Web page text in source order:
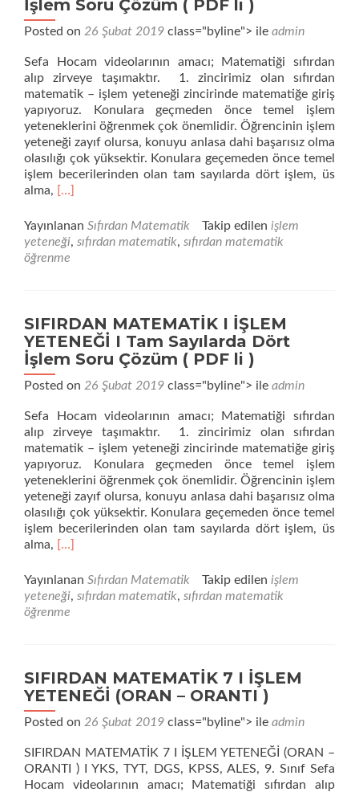
Soru
Çözüm
li)
İşlem Soru Çözüm ( PDF li )
Posted on 26 Şubat 2019 class="byline"> ile admin
Sefa Hocam videolarının amacı; Matematiği sıfırdan
alıp zirveye taşımaktır. 1. zincirimiz olan sıfırdan
matematik – işlem yeteneği zincirinde matematiğe giriş
yapıyoruz. Konulara geçmeden önce temel işlem
yeteneklerini öğrenmek çok önemlidir. Öğrencinin işlem
yeteneği zayıf olursa, konuyu anlasa dahi başarısız olma
olasılığı çok yüksektir. Konulara geçemeden önce temel
işlem becerilerinden olan tam sayılarda dört işlem, üs
alma, Daha
okuyunSIFIRDAN
MATEMATİK
I
Rasyonel
Sayılarda
Dört
İşlem
Soru
(
PDF
li
)
[…]
Yayınlanan Sıfırdan Matematik Takip edilen işlem
yeteneği, sıfırdan matematik, sıfırdan matematik
öğrenme
SIFIRDAN MATEMATİK I İŞLEM
YETENEĞİ I Tam Sayılarda Dört
İşlem Soru Çözüm ( PDF li )
Posted on 26 Şubat 2019 class="byline"> ile admin
Sefa Hocam videolarının amacı; Matematiği sıfırdan
alıp zirveye taşımaktır. 1. zincirimiz olan sıfırdan
matematik – işlem yeteneği zincirinde matematiğe giriş
yapıyoruz. Konulara geçmeden önce temel işlem
yeteneklerini öğrenmek çok önemlidir. Öğrencinin işlem
yeteneği zayıf olursa, konuyu anlasa dahi başarısız olma
olasılığı çok yüksektir. Konulara geçemeden önce temel
işlem becerilerinden olan tam sayılarda dört işlem, üs
alma, Daha
okuyunSIFIRDAN
MATEMATİK
I
Tam
Sayılarda
Dört
İşlem
Çözüm
(
PDF
[…]
Yayınlanan Sıfırdan Matematik Takip edilen işlem
yeteneği, sıfırdan matematik, sıfırdan matematik
öğrenme
SIFIRDAN MATEMATİK 7 I İŞLEM
YETENEĞİ (ORAN – ORANTI )
Posted on 26 Şubat 2019 class="byline"> ile admin
SIFIRDAN MATEMATİK 7 I İŞLEM YETENEĞİ (ORAN –
ORANTI ) I YKS, TYT, DGS, KPSS, ALES, 9. Sınıf Sefa
Hocam videolarının amacı; Matematiği sıfırdan alıp